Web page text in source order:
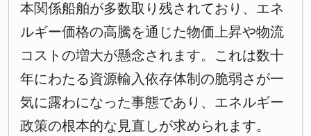
本関係船舶が多数取り残されており、エネ
ルギー価格の高騰を通じた物価上昇や物流
コストの増大が懸念されます。これは数十
年にわたる資源輸入依存体制の脆弱さが一
気に露わになった事態であり、エネルギー
政策の根本的な見直しが求められます。